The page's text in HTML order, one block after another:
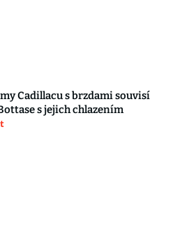
Cadillacu s brzdami souvisí
s jejich chlazením